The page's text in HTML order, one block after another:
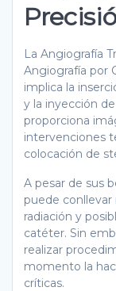
La Angiografía
Angiografía por
implica la
y la inyección
proporciona
intervenciones
colocación de
A pesar de sus
puede conllevar
radiación y
catéter. Sin
realizar
momento la
críticas.